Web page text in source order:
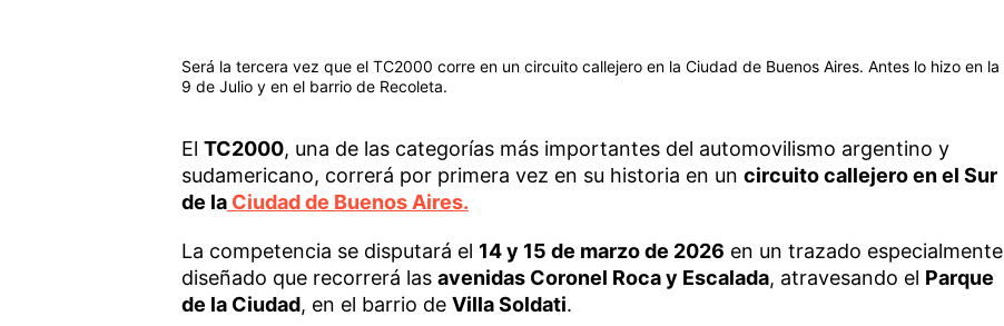
Será la tercera vez que el TC2000 corre en un circuito callejero en la Ciudad de Buenos Aires. Antes lo hizo en la
9 de Julio y en el barrio de Recoleta.
El TC2000, una de las categorías más importantes del automovilismo argentino y
sudamericano, correrá por primera vez en su historia en un circuito callejero en el Sur
de laCiudad de Buenos Aires.
La competencia se disputará el 14 y 15 de marzo de 2026 en un trazado especialmente
diseñado que recorrerá las avenidas Coronel Roca y Escalada, atravesando el Parque
de la Ciudad, en el barrio de Villa Soldati.